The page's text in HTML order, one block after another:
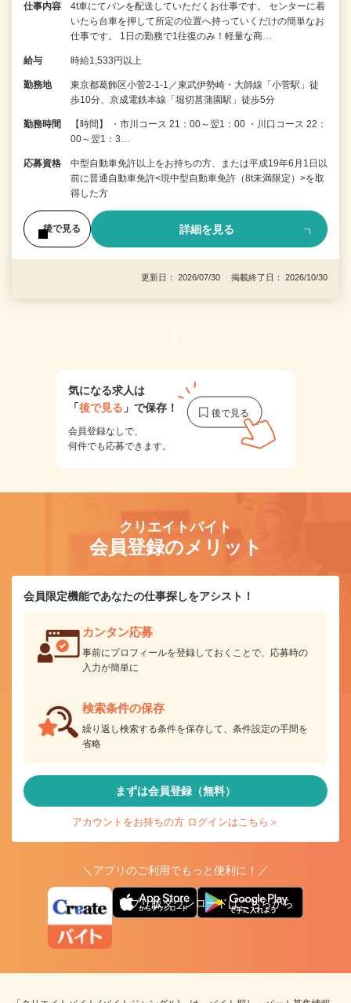
仕事内容
4t車にてパンを配送していただくお仕事です。 センターに着
いたら台車を押して所定の位置へ持っていくだけの簡単なお
仕事です。 1日の勤務で1往復のみ！軽量な商…
給与 時給1,533円以上
勤務地
東京都葛飾区小菅2-1-1／東武伊勢崎・大師線「小菅駅」徒
歩10分、京成電鉄本線「堀切菖蒲園駅」徒歩5分
勤務時間
【時間】 ・市川コース 21：00～翌1：00 ・川口コース 22：
00～翌1：3…
応募資格
中型自動車免許以上をお持ちの方、または平成19年6月1日以
前に普通自動車免許<現中型自動車免許（8t未満限定）>を取
得した方
後で見る 詳細を見る
更新日： 2026/07/30 掲載終了日： 2026/10/30
気になる求人は
「後で見る 」で保存！
会員登録なしで、
何件でも応募できます。
クリエイトバイト
会員登録のメリット
会員限定機能であなたの仕事探しをアシスト！
カンタン応募
事前にプロフィールを登録しておくことで、応募時の
入力が簡単に
検索条件の保存
繰り返し検索する条件を保存して、条件設定の手間を
省略
まずは会員登録（無料）
アカウントをお持ちの方 ログインはこちら＞
＼アプリのご利用でもっと便利に！／
アプリ版ダウンロードはこちらから